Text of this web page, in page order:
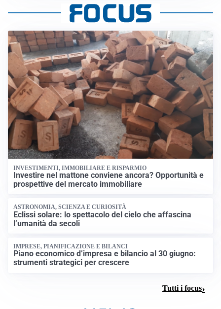
INVESTIMENTI, IMMOBILIARE E RISPARMIO
Investire nel mattone conviene ancora? Opportunità e
prospettive del mercato immobiliare
ASTRONOMIA, SCIENZA E CURIOSITÀ
Eclissi solare: lo spettacolo del cielo che affascina
l’umanità da secoli
IMPRESE, PIANIFICAZIONE E BILANCI
Piano economico d’impresa e bilancio al 30 giugno:
strumenti strategici per crescere
Tutti i focus